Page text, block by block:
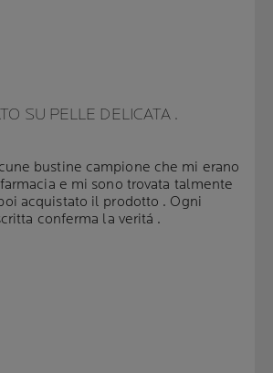
SU PELLE DELICATA .
bustine campione che mi erano
e mi sono trovata talmente
acquistato il prodotto . Ogni
conferma la veritá .